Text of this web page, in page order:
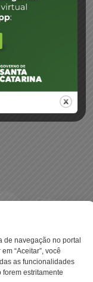
de navegação no portal
“Aceitar”, você
as funcionalidades
estritamente